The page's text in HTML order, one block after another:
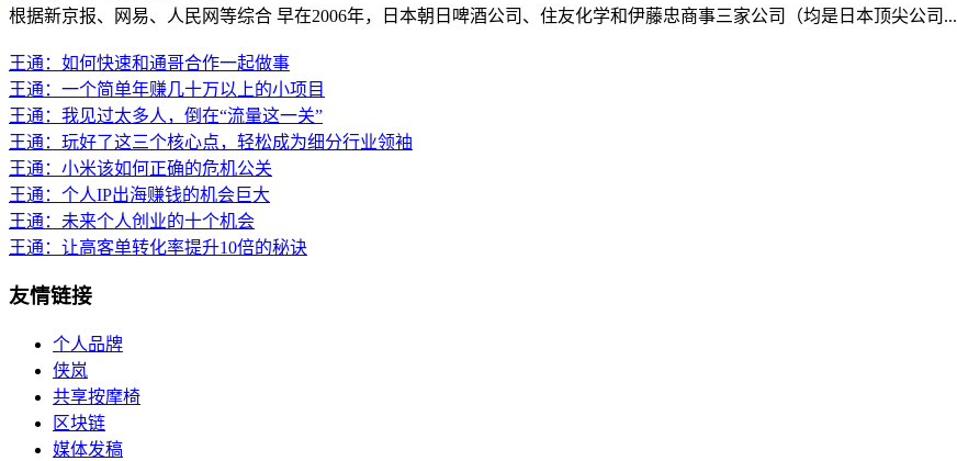
根据新京报、网易、人民网等综合 早在2006年，日本朝日啤酒公司、住友化学和伊藤忠商事三家公司（均是日本顶尖公司...
王通：如何快速和通哥合作一起做事
王通：一个简单年赚几十万以上的小项目
王通：我见过太多人，倒在“流量这一关”
王通：玩好了这三个核心点，轻松成为细分行业领袖
王通：小米该如何正确的危机公关
王通：个人IP出海赚钱的机会巨大
王通：未来个人创业的十个机会
王通：让高客单转化率提升10倍的秘诀
友情链接
个人品牌
侠岚
共享按摩椅
区块链
媒体发稿